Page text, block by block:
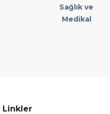
Sağlık ve
Medikal
Linkler